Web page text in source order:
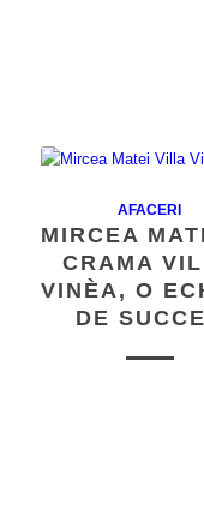
AFACERI
MIRCEA
CRAMA
VINÈA, O
DE